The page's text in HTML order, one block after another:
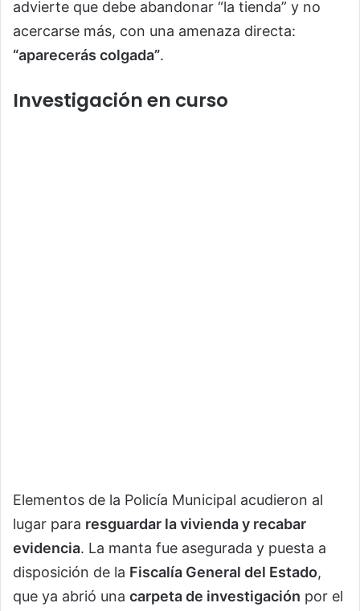
advierte que debe abandonar “la tienda” y no
acercarse más, con una amenaza directa:
“aparecerás colgada”.
Investigación en curso
Elementos de la Policía Municipal acudieron al
lugar para resguardar la vivienda y recabar
evidencia. La manta fue asegurada y puesta a
disposición de la Fiscalía General del Estado,
que ya abrió una carpeta de investigación por el